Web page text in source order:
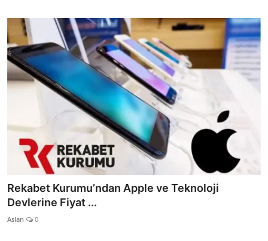
Rekabet Kurumu’ndan Apple ve Teknoloji
Devlerine Fiyat ...
Aslan 0